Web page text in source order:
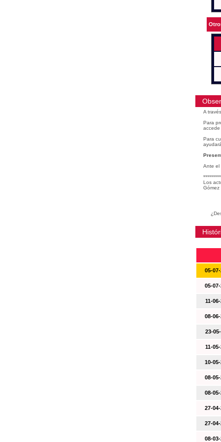
A
Para
accede
Para
Ante el
Los
Gómez
05-
05-
11-
08-
23-
11-
10-
08-
08-
27-
27-
08-